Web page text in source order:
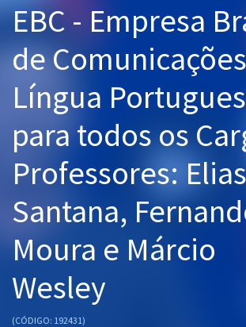
Cursos 20% OFF
Pós
Graduação
OAB
Mentorias
Questões grátis
Aprovados
EBC - Empresa
de
Língua
para todos os
Professores: Elias
Santana,
Moura e Márcio
Wesley
(CÓDIGO: 192431)